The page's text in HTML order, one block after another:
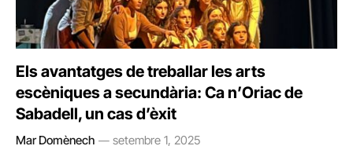
Els avantatges de treballar les arts
escèniques a secundària: Ca n’Oriac de
Sabadell, un cas d’èxit
Mar Domènech setembre 1, 2025